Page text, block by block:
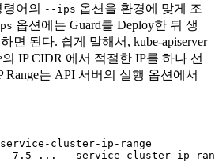
령어의 --ips 옵션을 환경에 맞게 조
옵션에는 Guard를 Deploy한 뒤 생
면 된다. 쉽게 말해서, kube-apiserver
IP CIDR 에서 적절한 IP를 하나 선
Range는 API 서버의 실행 옵션에서
service-cluster-ip-range
7.5 ... --service-cluster-ip-